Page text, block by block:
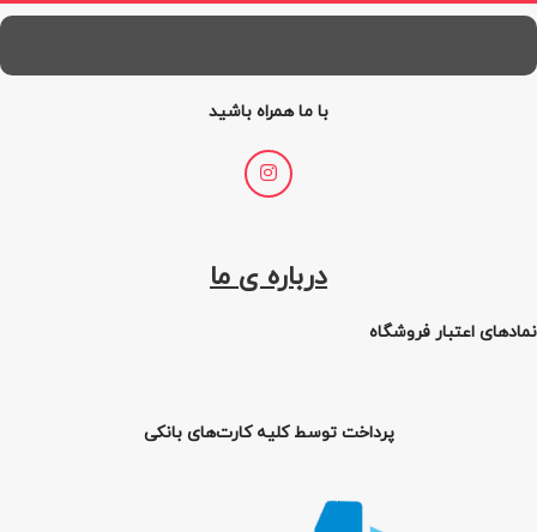
با ما همراه باشید
درباره ی ما
نمادهای اعتبار فروشگاه
پرداخت توسط کلیه کارت‌های بانکی